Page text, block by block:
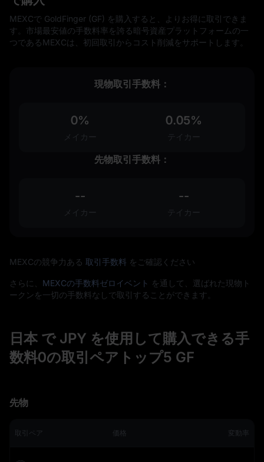
MEXCで GoldFinger (GF) を購入すると、よりお得に取引できま
す。市場最安値の手数料率を誇る暗号資産プラットフォームの一
つであるMEXCは、初回取引からコスト削減をサポートします。
現物取引手数料：
0%
メイカー
0.05%
テイカー
先物取引手数料：
--
メイカー
--
テイカー
MEXCの競争力ある 取引手数料 をご確認ください
さらに、 MEXCの手数料ゼロイベント を通して、選ばれた現物ト
ークンを一切の手数料なしで取引することができます。
日本 で JPY を使用して購入できる手
数料0の取引ペアトップ5 GF
先物
取引ペア 価格 変動率